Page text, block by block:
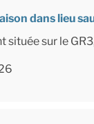
dans lieu
située sur le